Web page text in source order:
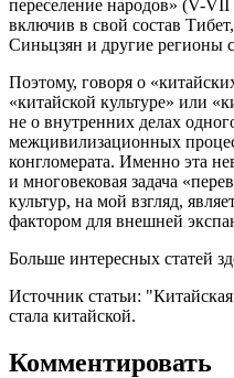
переселение народов» (V-
включив в свой состав
Синьцзян и другие регионы
Поэтому, говоря о
«китайской культуре» или
не о внутренних делах
межцивилизационных
конгломерата. Именно эта
и многовековая задача
культур, на мой взгляд,
фактором для внешней
Больше интересных статей
Источник статьи:
стала китайской.
Комментировать